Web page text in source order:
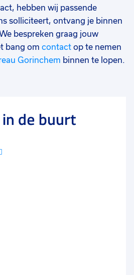
hebben wij passende
solliciteert, ontvang je binnen
bespreken graag jouw
bang om contact op te nemen
Gorinchem binnen te lopen.
de buurt